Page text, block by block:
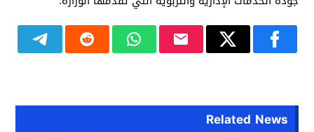
Related News